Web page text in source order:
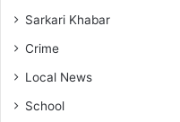
Sarkari Khabar
Crime
Local News
School